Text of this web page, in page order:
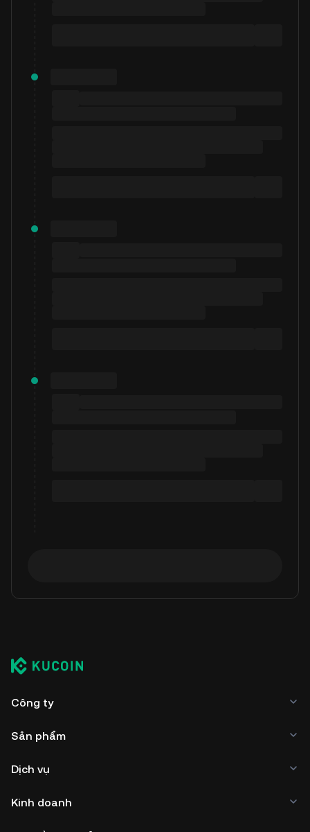
Công ty
Sản phẩm
Dịch vụ
Kinh doanh